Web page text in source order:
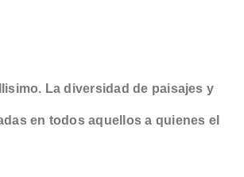
La diversidad de paisajes y
en todos aquellos a quienes el